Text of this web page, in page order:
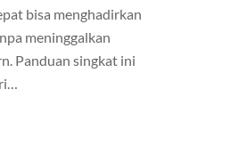
bisa menghadirkan
meninggalkan
Panduan singkat ini